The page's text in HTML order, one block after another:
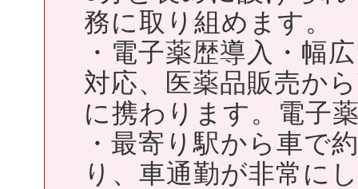
務に取り組めます。
・電子薬歴導入・幅
対応、医薬品販売か
に携わります。電子
・最寄り駅から車で
り、車通勤が非常に